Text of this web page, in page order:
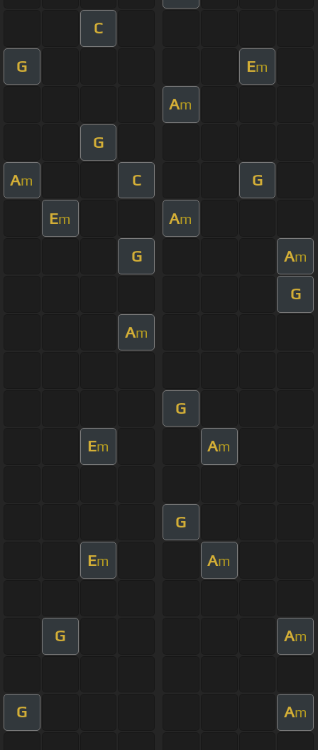
C
G Em
Am
G
Am C G
Em Am
G Am
G
Am
G
Em Am
G
Em Am
G Am
G Am